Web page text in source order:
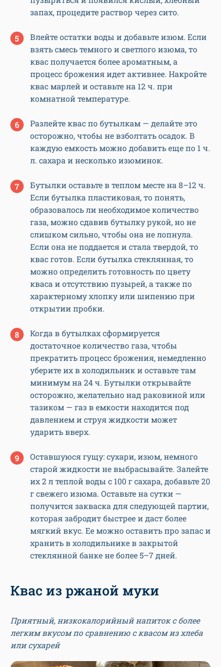
запах, процедите раствор через сито.
Влейте остатки воды и добавьте изюм. Если
взять смесь темного и светлого изюма, то
квас получается более ароматным, а
процесс брожения идет активнее. Накройте
квас марлей и оставьте на 12 ч. при
комнатной температуре.
Разлейте квас по бутылкам — делайте это
осторожно, чтобы не взболтать осадок. В
каждую емкость можно добавить еще по 1 ч.
л. сахара и несколько изюминок.
Бутылки оставьте в теплом месте на 8–12 ч.
Если бутылка пластиковая, то понять,
образовалось ли необходимое количество
газа, можно сдавив бутылку рукой, но не
слишком сильно, чтобы она не лопнула.
Если она не поддается и стала твердой, то
квас готов. Если бутылка стеклянная, то
можно определить готовность по цвету
кваса и отсутствию пузырей, а также по
характерному хлопку или шипению при
открытии пробки.
Когда в бутылках сформируется
достаточное количество газа, чтобы
прекратить процесс брожения, немедленно
уберите их в холодильник и оставьте там
минимум на 24 ч. Бутылки открывайте
осторожно, желательно над раковиной или
тазиком — газ в емкости находится под
давлением и струя жидкости может
ударить вверх.
Оставшуюся гущу: сухари, изюм, немного
старой жидкости не выбрасывайте. Залейте
их 2 л теплой воды с 100 г сахара, добавьте 20
г свежего изюма. Оставьте на сутки —
получится закваска для следующей партии,
которая забродит быстрее и даст более
мягкий вкус. Ее можно оставить про запас и
хранить в холодильнике в закрытой
стеклянной банке не более 5–7 дней.
Квас из ржаной муки
Приятный, низкокалорийный напиток с более
легким вкусом по сравнению с квасом из хлеба
или сухарей